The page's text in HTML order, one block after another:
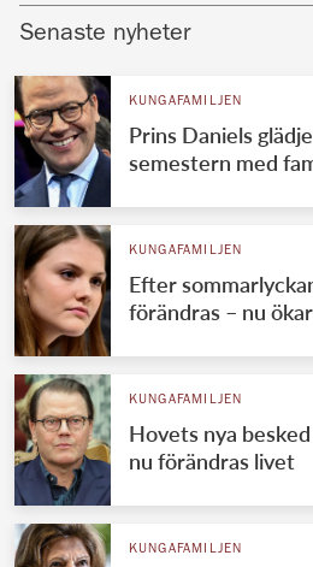
Senaste nyheter
KUNGAFAMILJEN
Prins Daniels
semestern med
KUNGAFAMILJEN
Efter
förändras – nu
KUNGAFAMILJEN
Hovets nya
nu förändras livet
KUNGAFAMILJEN